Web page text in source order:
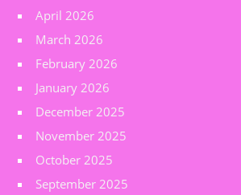
April 2026
March 2026
February 2026
January 2026
December 2025
November 2025
October 2025
September 2025